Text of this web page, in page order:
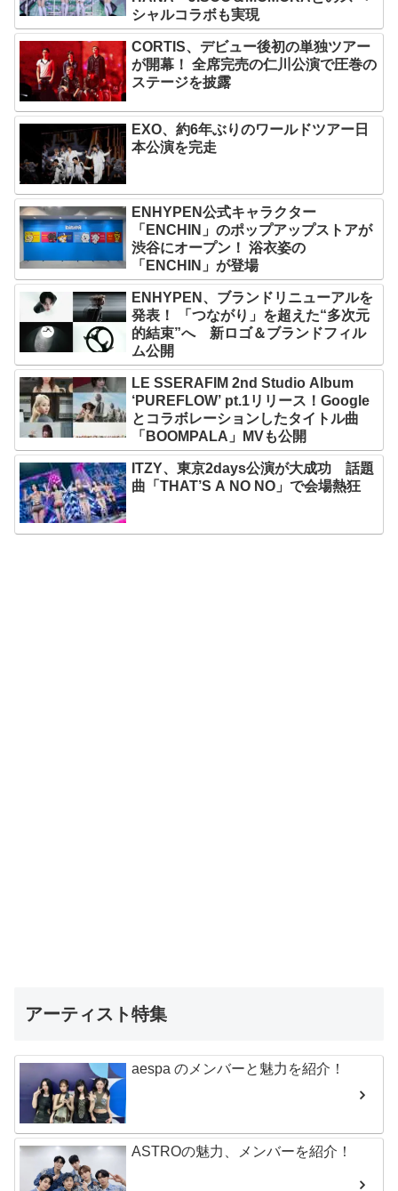
シャルコラボも実現
CORTIS、デビュー後初の単独ツアー
が開幕！ 全席完売の仁川公演で圧巻の
ステージを披露
EXO、約6年ぶりのワールドツアー日
本公演を完走
ENHYPEN公式キャラクター
「ENCHIN」のポップアップストアが
渋谷にオープン！ 浴衣姿の
「ENCHIN」が登場
ENHYPEN、ブランドリニューアルを
発表！ 「つながり」を超えた“多次元
的結束”へ 新ロゴ＆ブランドフィル
ム公開
LE SSERAFIM 2nd Studio Album
‘PUREFLOW’ pt.1リリース！Google
とコラボレーションしたタイトル曲
「BOOMPALA」MVも公開
ITZY、東京2days公演が大成功 話題
曲「THAT’S A NO NO」で会場熱狂
アーティスト特集
aespa のメンバーと魅力を紹介！
ASTROの魅力、メンバーを紹介！